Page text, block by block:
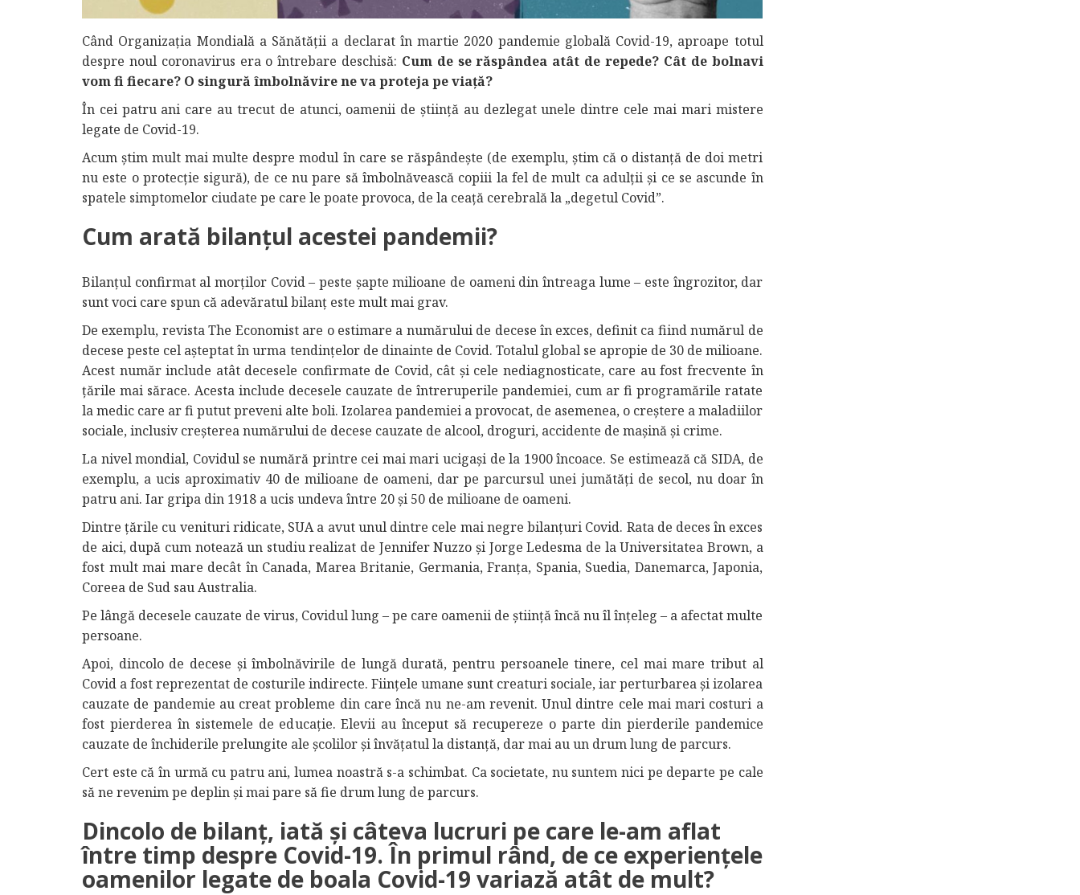
Când Organizația Mondială a Sănătății a declarat în martie 2020 pandemie globală Covid-19, aproape totul
despre noul coronavirus era o întrebare deschisă: Cum de se răspândea atât de repede? Cât de bolnavi
vom fi fiecare? O singură îmbolnăvire ne va proteja pe viață?
În cei patru ani care au trecut de atunci, oamenii de știință au dezlegat unele dintre cele mai mari mistere
legate de Covid-19.
Acum știm mult mai multe despre modul în care se răspândește (de exemplu, știm că o distanță de doi metri
nu este o protecție sigură), de ce nu pare să îmbolnăvească copiii la fel de mult ca adulții și ce se ascunde în
spatele simptomelor ciudate pe care le poate provoca, de la ceață cerebrală la „degetul Covid”.
Cum arată bilanțul acestei pandemii?
Bilanțul confirmat al morților Covid – peste șapte milioane de oameni din întreaga lume – este îngrozitor, dar
sunt voci care spun că adevăratul bilanț este mult mai grav.
De exemplu, revista The Economist are o estimare a numărului de decese în exces, definit ca fiind numărul de
decese peste cel așteptat în urma tendințelor de dinainte de Covid. Totalul global se apropie de 30 de milioane.
Acest număr include atât decesele confirmate de Covid, cât și cele nediagnosticate, care au fost frecvente în
țările mai sărace. Acesta include decesele cauzate de întreruperile pandemiei, cum ar fi programările ratate
la medic care ar fi putut preveni alte boli. Izolarea pandemiei a provocat, de asemenea, o creștere a maladiilor
sociale, inclusiv creșterea numărului de decese cauzate de alcool, droguri, accidente de mașină și crime.
La nivel mondial, Covidul se numără printre cei mai mari ucigași de la 1900 încoace. Se estimează că SIDA, de
exemplu, a ucis aproximativ 40 de milioane de oameni, dar pe parcursul unei jumătăți de secol, nu doar în
patru ani. Iar gripa din 1918 a ucis undeva între 20 și 50 de milioane de oameni.
Dintre țările cu venituri ridicate, SUA a avut unul dintre cele mai negre bilanțuri Covid. Rata de deces în exces
de aici, după cum notează un studiu realizat de Jennifer Nuzzo și Jorge Ledesma de la Universitatea Brown, a
fost mult mai mare decât în Canada, Marea Britanie, Germania, Franța, Spania, Suedia, Danemarca, Japonia,
Coreea de Sud sau Australia.
Pe lângă decesele cauzate de virus, Covidul lung – pe care oamenii de știință încă nu îl înțeleg – a afectat multe
persoane.
Apoi, dincolo de decese și îmbolnăvirile de lungă durată, pentru persoanele tinere, cel mai mare tribut al
Covid a fost reprezentat de costurile indirecte. Ființele umane sunt creaturi sociale, iar perturbarea și izolarea
cauzate de pandemie au creat probleme din care încă nu ne-am revenit. Unul dintre cele mai mari costuri a
fost pierderea în sistemele de educație. Elevii au început să recupereze o parte din pierderile pandemice
cauzate de închiderile prelungite ale școlilor și învățatul la distanță, dar mai au un drum lung de parcurs.
Cert este că în urmă cu patru ani, lumea noastră s-a schimbat. Ca societate, nu suntem nici pe departe pe cale
să ne revenim pe deplin și mai pare să fie drum lung de parcurs.
Dincolo de bilanț, iată și câteva lucruri pe care le-am aflat
între timp despre Covid-19. În primul rând, de ce experiențele
oamenilor legate de boala Covid-19 variază atât de mult?